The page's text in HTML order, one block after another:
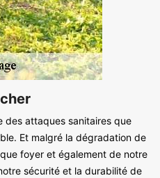
des attaques sanitaires que
Et malgré la dégradation de
foyer et également de notre
sécurité et la durabilité de